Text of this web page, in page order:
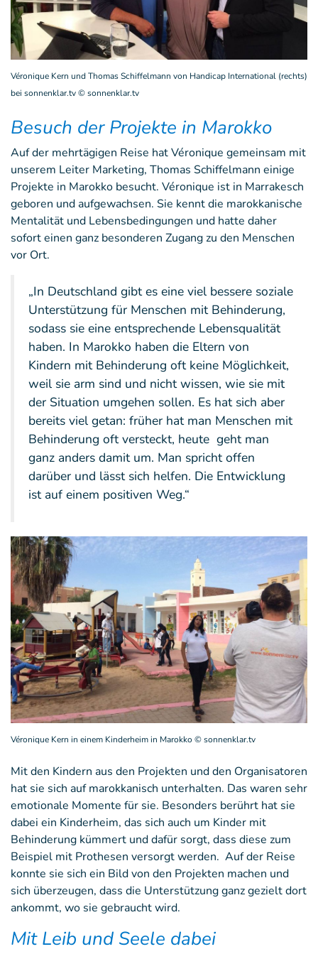
Véronique Kern und Thomas Schiffelmann von Handicap International (rechts)
bei sonnenklar.tv © sonnenklar.tv
Besuch der Projekte in Marokko
Auf der mehrtägigen Reise hat Véronique gemeinsam mit
unserem Leiter Marketing, Thomas Schiffelmann einige
Projekte in Marokko besucht. Véronique ist in Marrakesch
geboren und aufgewachsen. Sie kennt die marokkanische
Mentalität und Lebensbedingungen und hatte daher
sofort einen ganz besonderen Zugang zu den Menschen
vor Ort.
„In Deutschland gibt es eine viel bessere soziale
Unterstützung für Menschen mit Behinderung,
sodass sie eine entsprechende Lebensqualität
haben. In Marokko haben die Eltern von
Kindern mit Behinderung oft keine Möglichkeit,
weil sie arm sind und nicht wissen, wie sie mit
der Situation umgehen sollen. Es hat sich aber
bereits viel getan: früher hat man Menschen mit
Behinderung oft versteckt, heute geht man
ganz anders damit um. Man spricht offen
darüber und lässt sich helfen. Die Entwicklung
ist auf einem positiven Weg.“
Véronique Kern in einem Kinderheim in Marokko © sonnenklar.tv
Mit den Kindern aus den Projekten und den Organisatoren
hat sie sich auf marokkanisch unterhalten. Das waren sehr
emotionale Momente für sie. Besonders berührt hat sie
dabei ein Kinderheim, das sich auch um Kinder mit
Behinderung kümmert und dafür sorgt, dass diese zum
Beispiel mit Prothesen versorgt werden. Auf der Reise
konnte sie sich ein Bild von den Projekten machen und
sich überzeugen, dass die Unterstützung ganz gezielt dort
ankommt, wo sie gebraucht wird.
Mit Leib und Seele dabei